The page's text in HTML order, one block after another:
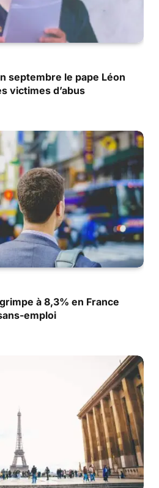
septembre le pape Léon
victimes d’abus
à 8,3% en France
emploi